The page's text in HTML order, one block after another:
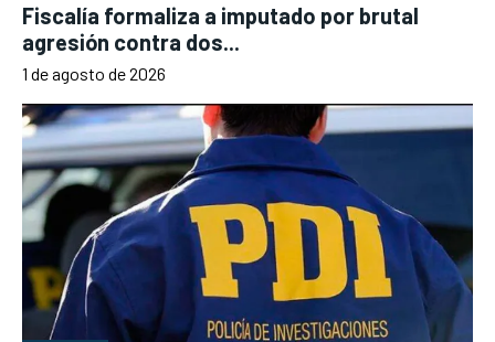
Fiscalía formaliza a imputado por brutal
agresión contra dos...
1 de agosto de 2026